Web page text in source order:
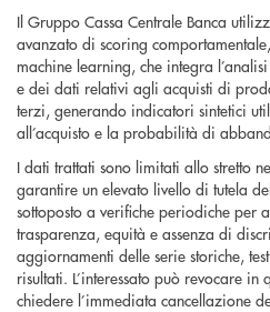
Il Gruppo Cassa Centrale Banca
avanzato di scoring
machine learning, che integra
e dei dati relativi agli acquisti di
terzi, generando indicatori sintetici
all’acquisto e la probabilità di
I dati trattati sono limitati allo stretto
garantire un elevato livello di tutela
sottoposto a verifiche periodiche per
trasparenza, equità e assenza di
aggiornamenti delle serie storiche,
risultati. L’interessato può revocare
chiedere l’immediata cancellazione